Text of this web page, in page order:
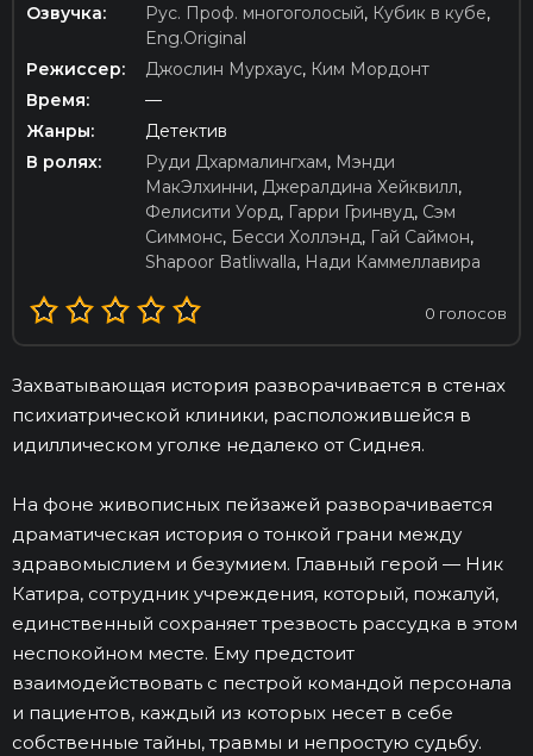
Озвучка:
Рус. Проф. многоголосый, Кубик в кубе,
Eng.Original
Режиссер:
Джослин Мурхаус, Ким Мордонт
Время:
—
Жанры:
Детектив
В ролях:
Руди Дхармалингхам, Мэнди
МакЭлхинни, Джералдина Хейквилл,
Фелисити Уорд, Гарри Гринвуд, Сэм
Симмонс, Бесси Холлэнд, Гай Саймон,
Shapoor Batliwalla, Нади Каммеллавира
0 голосов
Захватывающая история разворачивается в стенах
психиатрической клиники, расположившейся в
идиллическом уголке недалеко от Сиднея.
На фоне живописных пейзажей разворачивается
драматическая история о тонкой грани между
здравомыслием и безумием. Главный герой — Ник
Катира, сотрудник учреждения, который, пожалуй,
единственный сохраняет трезвость рассудка в этом
неспокойном месте. Ему предстоит
взаимодействовать с пестрой командой персонала
и пациентов, каждый из которых несет в себе
собственные тайны, травмы и непростую судьбу.